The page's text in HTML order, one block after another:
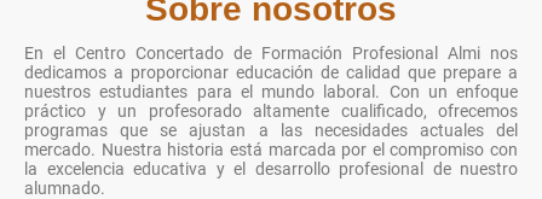
Sobre nosotros
En el Centro Concertado de Formación Profesional Almi nos
dedicamos a proporcionar educación de calidad que prepare a
nuestros estudiantes para el mundo laboral. Con un enfoque
práctico y un profesorado altamente cualificado, ofrecemos
programas que se ajustan a las necesidades actuales del
mercado. Nuestra historia está marcada por el compromiso con
la excelencia educativa y el desarrollo profesional de nuestro
alumnado.